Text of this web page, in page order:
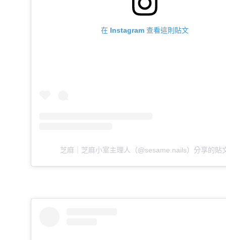
在 Instagram 查看這則貼文
芝麻｜芝麻小室主理人（@sesame.nails）分享的貼